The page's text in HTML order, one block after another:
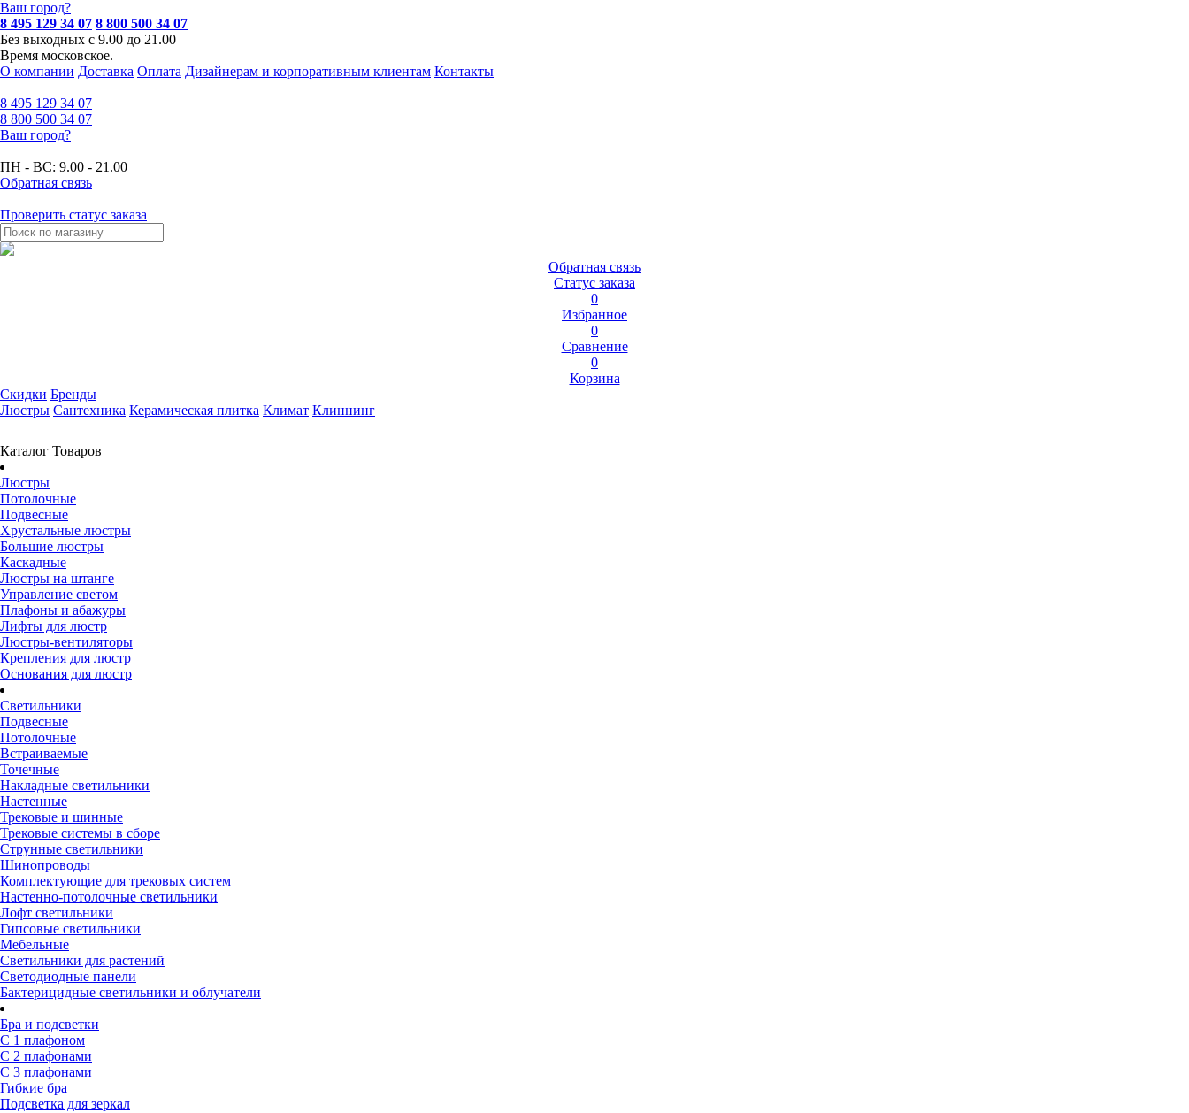
Ваш город?
8 495 129 34 07 8 800 500 34 07
Без выходных с 9.00 до 21.00
Время московское.
О компании Доставка Оплата Дизайнерам и корпоративным клиентам Контакты
8 495 129 34 07
8 800 500 34 07
Ваш город?
ПН - ВС: 9.00 - 21.00
Обратная связь
Проверить статус заказа
Обратная связь
Статус заказа
0
Избранное
0
Сравнение
0
Корзина
Скидки Бренды
Люстры Сантехника Керамическая плитка Климат Клиннинг
Каталог Товаров
Люстры
Потолочные
Подвесные
Хрустальные люстры
Большие люстры
Каскадные
Люстры на штанге
Управление светом
Плафоны и абажуры
Лифты для люстр
Люстры-вентиляторы
Крепления для люстр
Основания для люстр
Светильники
Подвесные
Потолочные
Встраиваемые
Точечные
Накладные светильники
Настенные
Трековые и шинные
Трековые системы в сборе
Струнные светильники
Шинопроводы
Комплектующие для трековых систем
Настенно-потолочные светильники
Лофт светильники
Гипсовые светильники
Мебельные
Светильники для растений
Светодиодные панели
Бактерицидные светильники и облучатели
Бра и подсветки
С 1 плафоном
С 2 плафонами
С 3 плафонами
Гибкие бра
Подсветка для зеркал